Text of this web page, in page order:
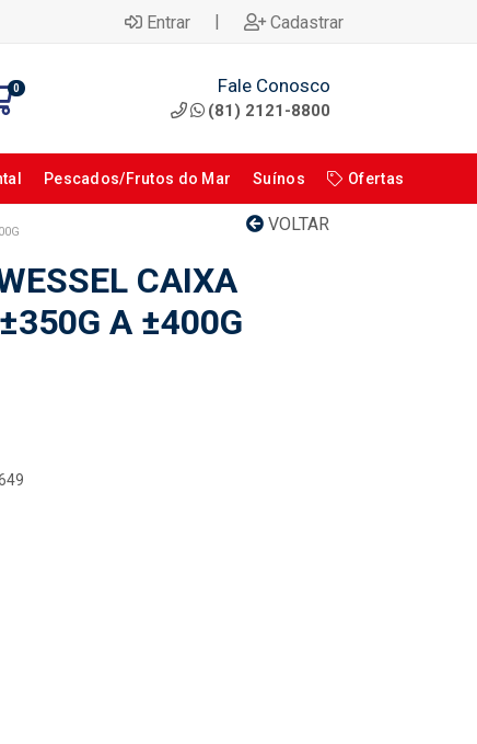
Entrar | Cadastrar
0 Fale Conosco
(81) 2121-8800
Pescados/Frutos do Mar Suínos Ofertas
VOLTAR
CAIXA
A ±400G